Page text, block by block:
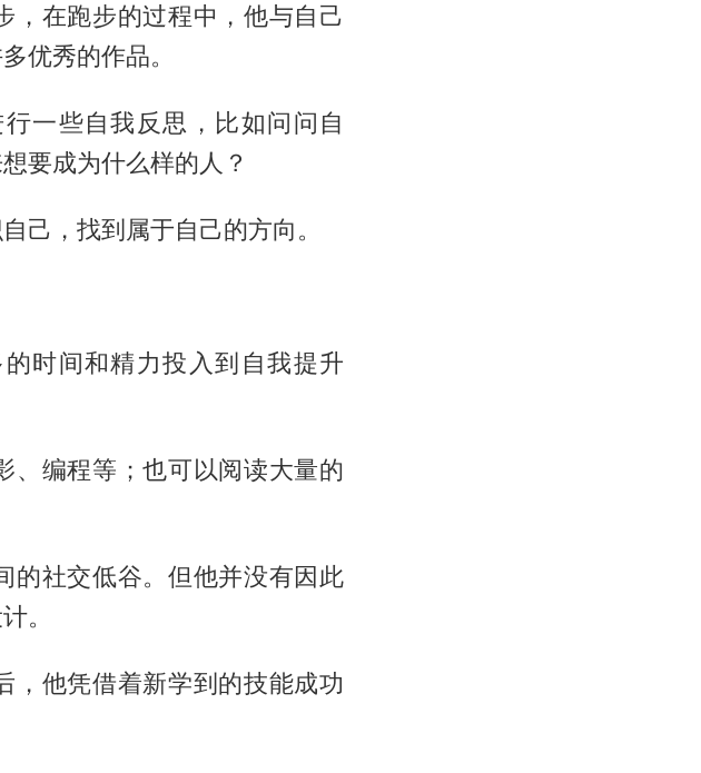
，在跑步的过程中，他与自己
优秀的作品。
一些自我反思，比如问问自
要成为什么样的人？
己，找到属于自己的方向。
时间和精力投入到自我提升
、编程等；也可以阅读大量的
的社交低谷。但他并没有因此
。
，他凭借着新学到的技能成功